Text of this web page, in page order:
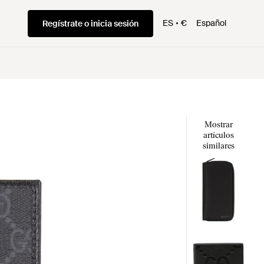
Regístrate o inicia sesión ES € Español
Mostrar
artículos
similares